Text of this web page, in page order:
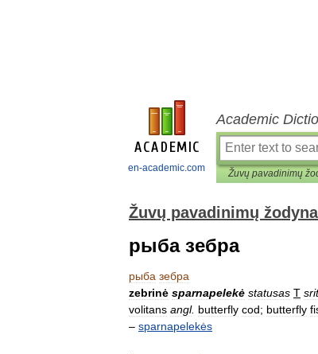
en-academic.com
Academic
Žuvų pavadinimų
рыба зебра
рыба зебра
zebrinė sparnapelekė statusas T
volitans angl. butterfly cod; butterfly
– sparnapelekės